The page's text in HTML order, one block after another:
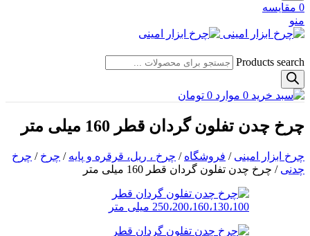
0 مقایسه
منو
Products search
0 موارد 0 تومان
چرخ چدن تفلون گردان قطر 160 میلی متر
چرخ ابزار امینی / فروشگاه / چرخ ، ریل، قرقره و پایه / چرخ / چرخ
چدنی / چرخ چدن تفلون گردان قطر 160 میلی متر